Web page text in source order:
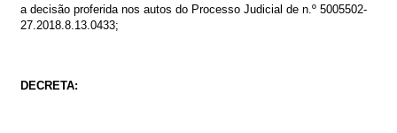
a decisão proferida nos autos do Processo Judicial de n.º 5005502-
27.2018.8.13.0433;
DECRETA: